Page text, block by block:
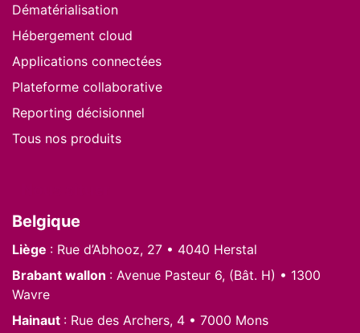
Dématérialisation
Hébergement cloud
Applications connectées
Plateforme collaborative
Reporting décisionnel
Tous nos produits
Belgique
Liège : Rue d’Abhooz, 27 • 4040 Herstal
Brabant wallon : Avenue Pasteur 6, (Bât. H) • 1300
Wavre
Hainaut : Rue des Archers, 4 • 7000 Mons